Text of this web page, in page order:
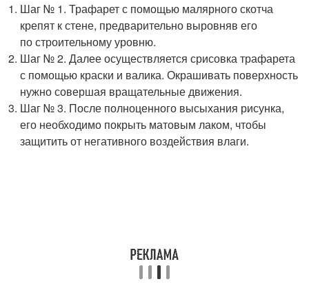
Шаг № 1. Трафарет с помощью малярного скотча
крепят к стене, предварительно выровняв его
по строительному уровню.
Шаг № 2. Далее осуществляется срисовка трафарета
с помощью краски и валика. Окрашивать поверхность
нужно совершая вращательные движения.
Шаг № 3. После полноценного высыхания рисунка,
его необходимо покрыть матовым лаком, чтобы
защитить от негативного воздействия влаги.